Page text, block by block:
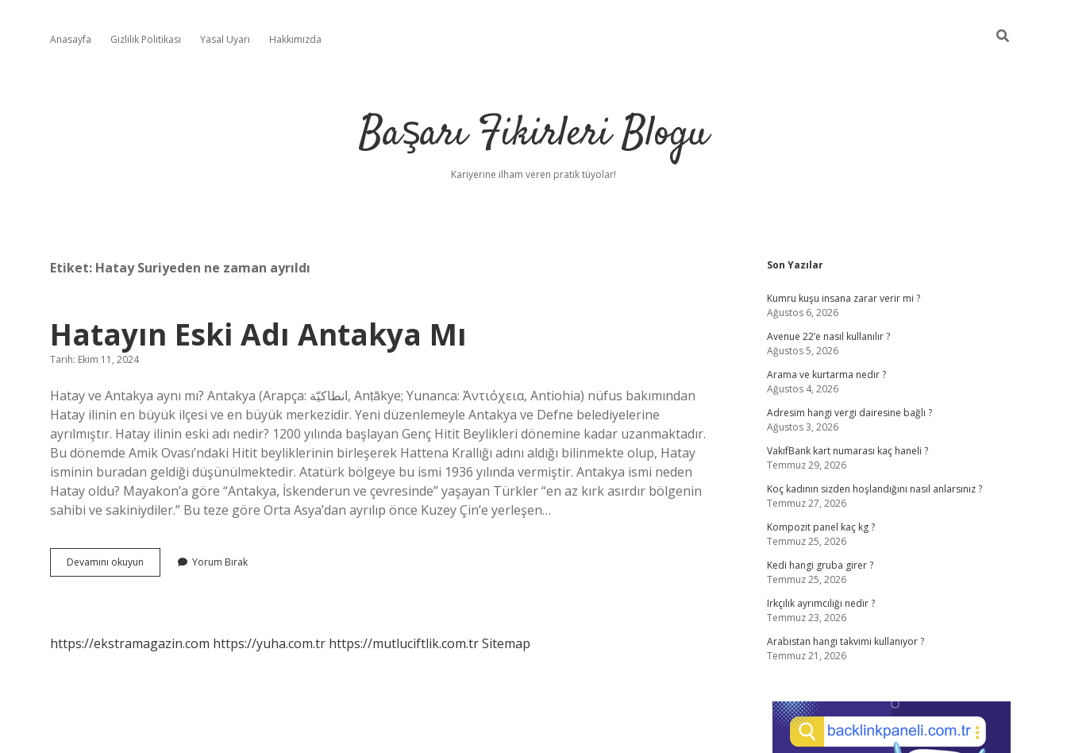
Anasayfa Gizlilik Politikası Yasal Uyarı Hakkımızda
Başarı Fikirleri Blogu
Kariyerine ilham veren pratik tüyolar!
Etiket: Hatay Suriyeden ne zaman ayrıldı
Hatayın Eski Adı Antakya Mı
Tarih: Ekim 11, 2024
Hatay ve Antakya aynı mı? Antakya (Arapça: انطاكيّة, Anṭākye; Yunanca: Ἀντιόχεια, Antiohia) nüfus bakımından
Hatay ilinin en büyük ilçesi ve en büyük merkezidir. Yeni düzenlemeyle Antakya ve Defne belediyelerine
ayrılmıştır. Hatay ilinin eski adı nedir? 1200 yılında başlayan Genç Hitit Beylikleri dönemine kadar uzanmaktadır.
Bu dönemde Amik Ovası’ndaki Hitit beyliklerinin birleşerek Hattena Krallığı adını aldığı bilinmekte olup, Hatay
isminin buradan geldiği düşünülmektedir. Atatürk bölgeye bu ismi 1936 yılında vermiştir. Antakya ismi neden
Hatay oldu? Mayakon’a göre “Antakya, İskenderun ve çevresinde” yaşayan Türkler “en az kırk asırdır bölgenin
sahibi ve sakiniydiler.” Bu teze göre Orta Asya’dan ayrılıp önce Kuzey Çin’e yerleşen…
Devamını okuyun
Eski
Yorum Bırak
https://ekstramagazin.com https://yuha.com.tr https://mutluciftlik.com.trSitemap
Sidebar
Son Yazılar
Kumru kuşu insana zarar verir mi ?
Ağustos 6, 2026
Avenue 22’e nasıl kullanılır ?
Ağustos 5, 2026
Arama ve kurtarma nedir ?
Ağustos 4, 2026
Adresim hangi vergi dairesine bağlı ?
Ağustos 3, 2026
VakıfBank kart numarası kaç haneli ?
Temmuz 29, 2026
Koç kadının sizden hoşlandığını nasıl anlarsınız ?
Temmuz 27, 2026
Kompozit panel kaç kg ?
Temmuz 25, 2026
Kedi hangi gruba girer ?
Temmuz 25, 2026
Irkçılık ayrımcılığı nedir ?
Temmuz 23, 2026
Arabistan hangi takvimi kullanıyor ?
Temmuz 21, 2026